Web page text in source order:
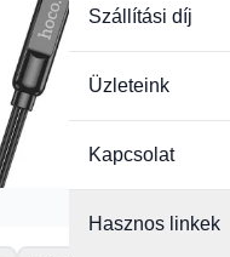
Szállítási díj
Üzleteink
Kapcsolat
Hasznos linkek